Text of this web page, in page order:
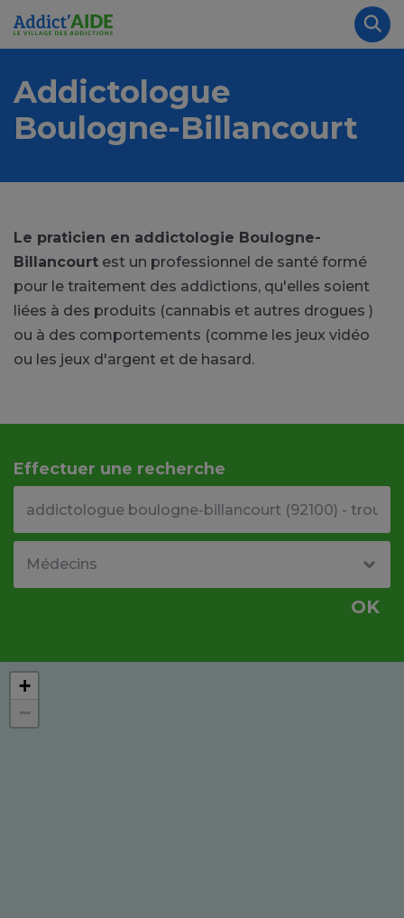
Aller au contenu principal
Addictologue
Boulogne-Billancourt
Le praticien en addictologie Boulogne-
Billancourt est un professionnel de santé formé
pour le traitement des addictions, qu'elles soient
liées à des produits (cannabis et autres drogues )
ou à des comportements (comme les jeux vidéo
ou les jeux d'argent et de hasard.
Effectuer une recherche
OK
+
−
Panneau de gestion des cookies